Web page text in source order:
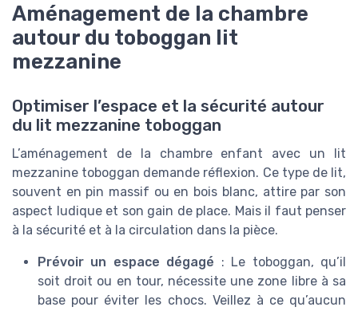
Aménagement de la chambre
autour du toboggan lit
mezzanine
Optimiser l’espace et la sécurité autour
du lit mezzanine toboggan
L’aménagement de la chambre enfant avec un lit
mezzanine toboggan demande réflexion. Ce type de lit,
souvent en pin massif ou en bois blanc, attire par son
aspect ludique et son gain de place. Mais il faut penser
à la sécurité et à la circulation dans la pièce.
Prévoir un espace dégagé : Le toboggan, qu’il
soit droit ou en tour, nécessite une zone libre à sa
base pour éviter les chocs. Veillez à ce qu’aucun